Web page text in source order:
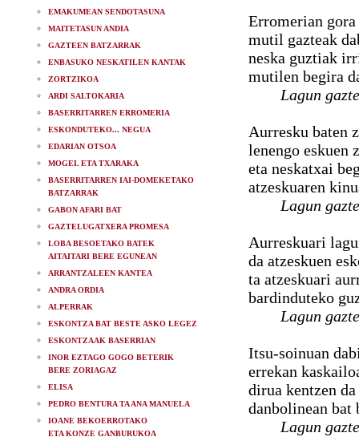
EMAKUMEAN SENDOTASUNA
MAITETASUN ANDIA
GAZTEEN BATZARRAK
ENBASUKO NESKATILEN KANTAK
ZORTZIKOA
ARDI SALTOKARIA
BASERRITARREN ERROMERIA
ESKONDUTEKO... NEGUA
EDARIAN OTSOA
MOGEL ETA TXARAKA
BASERRITARREN IAI-DOMEKETAKO
BATZARRAK
GABON AFARI BAT
GAZTELUGATXERA PROMESA
LOBA BESOETAKO BATEK
AITAITARI BERE EGUNEAN
ARRANTZALEEN KANTEA
ANDRA ORDIA
ALPERRAK
ESKONTZA BAT BESTE ASKO LEGEZ
ESKONTZAAK BASERRIAN
INOR EZTAGO GOGO BETERIK
BERE ZORIAGAZ
ELISA
PEDRO BENTURA TA ANA MANUELA
IOANE BEKOERROTAKO
ETA KONZE GANBURUKOA
Erromerian gora
mutil gazteak
neska guztiak
mutilen begira
Lagun
Aurresku baten
lenengo eskuen
eta neskatxai
atzeskuaren
Lagun
Aurreskuari
da atzeskuen
ta atzeskuari
bardinduteko
Lagun
Itsu-soinuan
errekan
dirua kentzen
danbolinean bat
Lagun